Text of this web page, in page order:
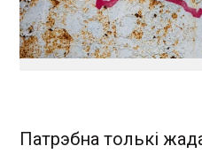
Патрэбна толькі